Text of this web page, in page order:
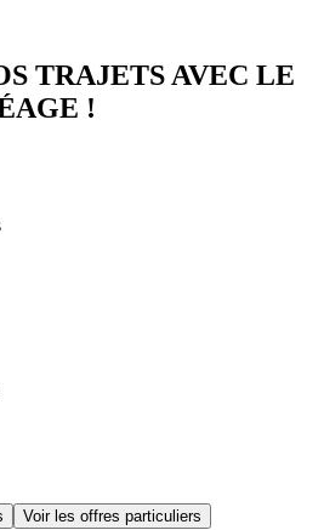
TRAJETS AVEC LE
!
Voir les offres particuliers